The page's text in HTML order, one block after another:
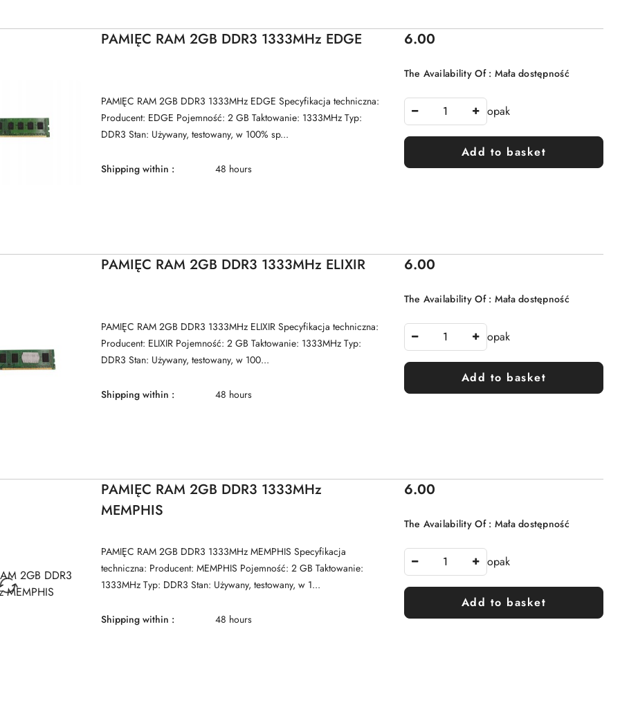
PAMIĘC RAM 2GB DDR3 1333MHz EDGE
PAMIĘC RAM 2GB DDR3 1333MHz EDGE Specyfikacja techniczna:
Producent: EDGE Pojemność: 2 GB Taktowanie: 1333MHz Typ:
DDR3 Stan: Używany, testowany, w 100% sp...
Shipping within : 48 hours
Price:
6.00
The Availability Of : Mała dostępność
opak
Add to basket
PAMIĘC RAM 2GB DDR3 1333MHz ELIXIR
PAMIĘC RAM 2GB DDR3 1333MHz ELIXIR Specyfikacja techniczna:
Producent: ELIXIR Pojemność: 2 GB Taktowanie: 1333MHz Typ:
DDR3 Stan: Używany, testowany, w 100...
Shipping within : 48 hours
Price:
6.00
The Availability Of : Mała dostępność
opak
Add to basket
PAMIĘC RAM 2GB DDR3 1333MHz
MEMPHIS
PAMIĘC RAM 2GB DDR3 1333MHz MEMPHIS Specyfikacja
techniczna: Producent: MEMPHIS Pojemność: 2 GB Taktowanie:
1333MHz Typ: DDR3 Stan: Używany, testowany, w 1...
Shipping within : 48 hours
Price:
6.00
The Availability Of : Mała dostępność
opak
Add to basket